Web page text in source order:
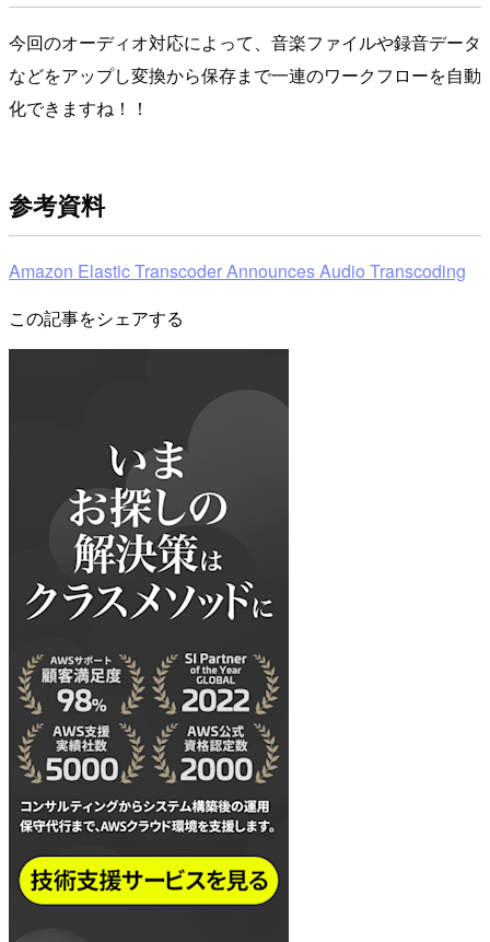
今回のオーディオ対応によって、音楽ファイルや録音データ
などをアップし変換から保存まで一連のワークフローを自動
化できますね！！
参考資料
Amazon Elastic Transcoder Announces Audio Transcoding
この記事をシェアする